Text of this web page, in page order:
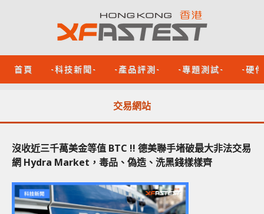
首頁 -科技新聞- -產品評測- -專題測試- -硬
交易網站
沒收近三千萬美金等值 BTC !! 德美聯手堵破最大非法交易
網 Hydra Market，毒品、偽造、洗黑錢樣樣齊